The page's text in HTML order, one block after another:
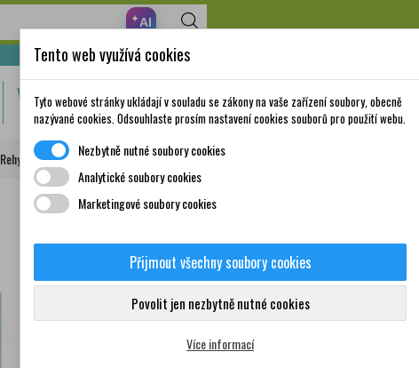
✦AI
Nakupte za 999,- Kč a získáte dopravu zdarma!
Volně prodejné
léky
Doplňky stravy a
vitamíny
Matka a
dítě
Krása a
péče
Rehydratace ELOTRANS reload 15 sáčků
ELOTRANS reload 15
Sypká směs na přípravu izotonického nápoje s
látkami a cholinem. Vhodná pro podporu,
příchuť.
Tento web využívá cookies
Tyto webové stránky ukládají v souladu se zákony na vaše zařízení soubory, obecně
nazývané cookies. Odsouhlaste prosím nastavení cookies souborů pro použití webu.
Nezbytně nutné soubory cookies
Analytické soubory cookies
Marketingové soubory cookies
Přijmout všechny soubory cookies
Povolit jen nezbytně nutné cookies
Více informací